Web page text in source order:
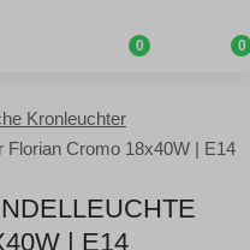
0 0
Kronleuchter
Florian Cromo 18x40W | E14
| E14